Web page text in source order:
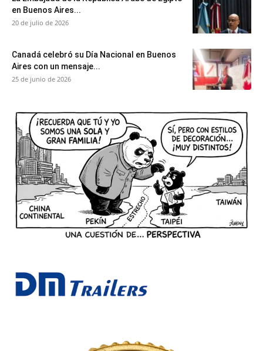
en Buenos Aires...
20 de julio de 2026
Canadá celebró su Día Nacional en Buenos
Aires con un mensaje...
25 de junio de 2026